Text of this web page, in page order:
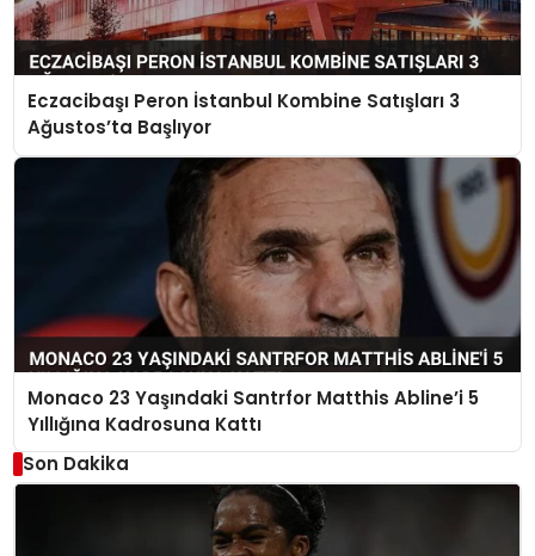
Eczacibaşı Peron İstanbul Kombine Satışları 3
Ağustos’ta Başlıyor
Monaco 23 Yaşındaki Santrfor Matthis Abline’i 5
Yıllığına Kadrosuna Kattı
Son Dakika